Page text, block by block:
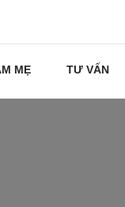
MẸ TƯ VẤN